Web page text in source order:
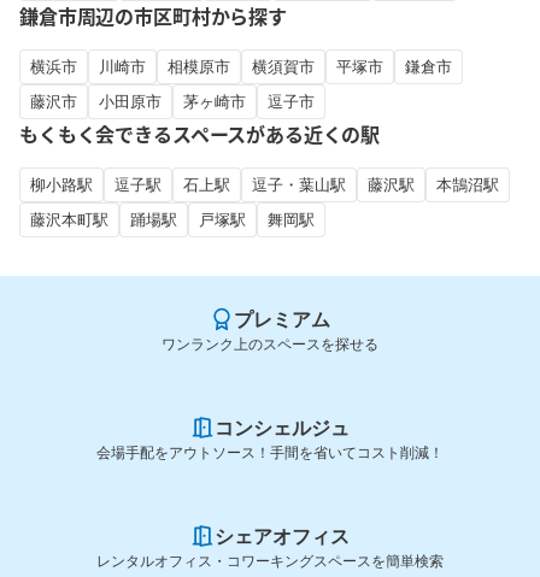
鎌倉市周辺の市区町村から探す
横浜市 川崎市 相模原市 横須賀市 平塚市
鎌倉市
藤沢市
小田原市 茅ヶ崎市 逗子市
もくもく会できるスペースがある近くの駅
柳小路駅 逗子駅 石上駅 逗子・葉山駅 藤沢駅
本鵠沼駅
藤沢本町駅
踊場駅 戸塚駅 舞岡駅
プレミアム
ワンランク上のスペースを探せる
コンシェルジュ
会場手配をアウトソース！手間を省いてコスト削減！
シェアオフィス
レンタルオフィス・コワーキングスペースを簡単検索